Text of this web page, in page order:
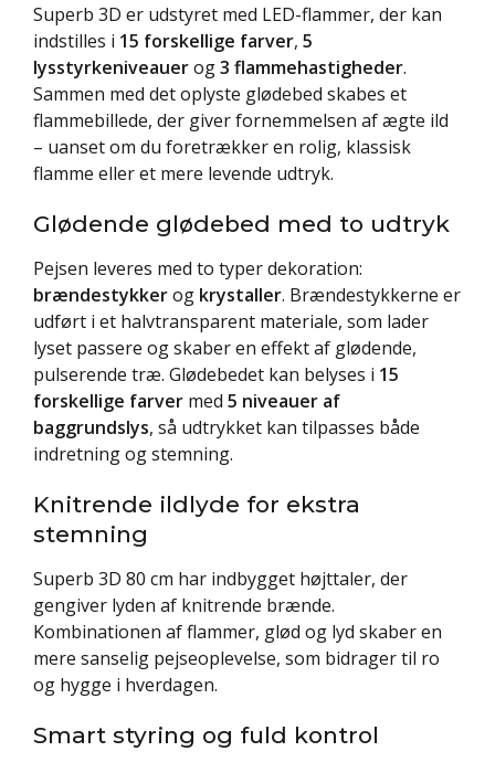
Superb 3D er udstyret med LED-flammer, der kan
indstilles i 15 forskellige farver, 5
lysstyrkeniveauerog3 flammehastigheder.
Sammen med det oplyste glødebed skabes et
flammebillede, der giver fornemmelsen af ægte ild
– uanset om du foretrækker en rolig, klassisk
flamme eller et mere levende udtryk.
Glødende glødebed med to udtryk
Pejsen leveres med to typer dekoration:
brændestykkerog krystaller. Brændestykkerne er
udført i et halvtransparent materiale, som lader
lyset passere og skaber en effekt af glødende,
pulserende træ. Glødebedet kan belyses i 15
forskellige farver med 5 niveauer af
baggrundslys, så udtrykket kan tilpasses både
indretning og stemning.
Knitrende ildlyde for ekstra
stemning
Superb 3D 80 cm har indbygget højttaler, der
gengiver lyden af knitrende brænde.
Kombinationen af flammer, glød og lyd skaber en
mere sanselig pejseoplevelse, som bidrager til ro
og hygge i hverdagen.
Smart styring og fuld kontrol